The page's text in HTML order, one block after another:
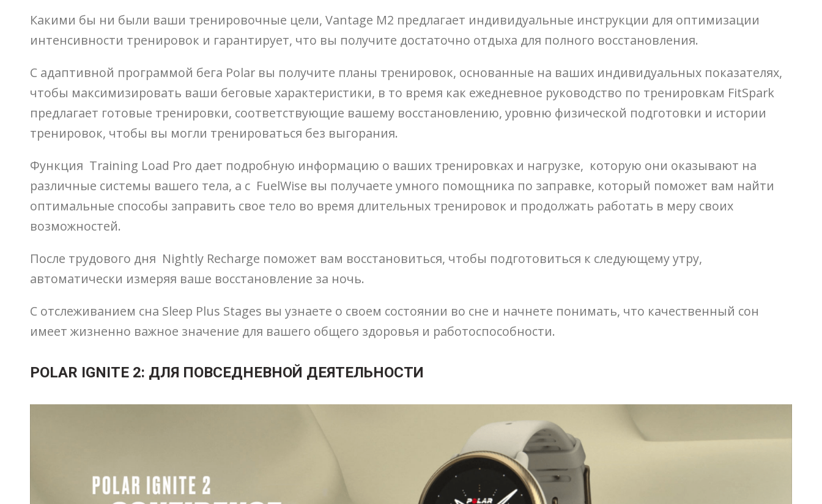
Какими бы ни были ваши тренировочные цели, Vantage M2 предлагает индивидуальные инструкции для оптимизации
интенсивности тренировок и гарантирует, что вы получите достаточно отдыха для полного восстановления.
С адаптивной программой бега Polar вы получите планы тренировок, основанные на ваших индивидуальных показателях,
чтобы максимизировать ваши беговые характеристики, в то время как ежедневное руководство по тренировкам FitSpark
предлагает готовые тренировки, соответствующие вашему восстановлению, уровню физической подготовки и истории
тренировок, чтобы вы могли тренироваться без выгорания.
Функция Training Load Pro дает подробную информацию о ваших тренировках и нагрузке, которую они оказывают на
различные системы вашего тела, а с FuelWise вы получаете умного помощника по заправке, который поможет вам найти
оптимальные способы заправить свое тело во время длительных тренировок и продолжать работать в меру своих
возможностей.
После трудового дня Nightly Recharge поможет вам восстановиться, чтобы подготовиться к следующему утру,
автоматически измеряя ваше восстановление за ночь.
С отслеживанием сна Sleep Plus Stages вы узнаете о своем состоянии во сне и начнете понимать, что качественный сон
имеет жизненно важное значение для вашего общего здоровья и работоспособности.
POLAR IGNITE 2: ДЛЯ ПОВСЕДНЕВНОЙ ДЕЯТЕЛЬНОСТИ